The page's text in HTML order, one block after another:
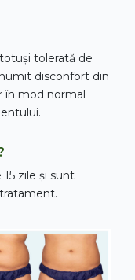
tolerată de
disconfort din
în mod normal
zile și sunt